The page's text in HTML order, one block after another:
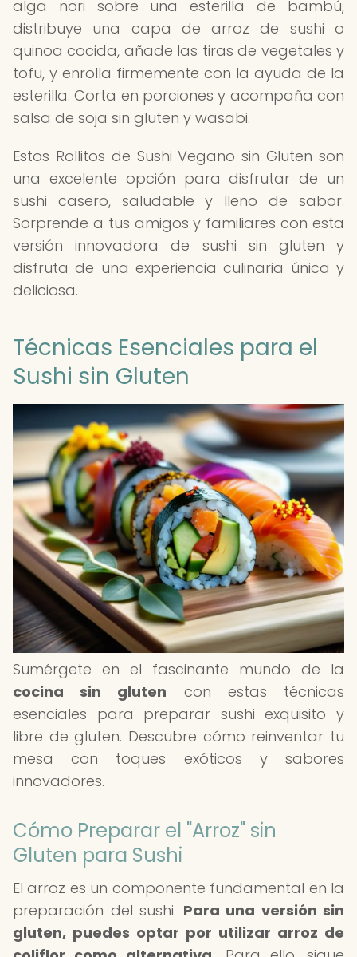
alga nori sobre una esterilla de bambú,
distribuye una capa de arroz de sushi o
quinoa cocida, añade las tiras de vegetales y
tofu, y enrolla firmemente con la ayuda de la
esterilla. Corta en porciones y acompaña con
salsa de soja sin gluten y wasabi.
Estos Rollitos de Sushi Vegano sin Gluten son
una excelente opción para disfrutar de un
sushi casero, saludable y lleno de sabor.
Sorprende a tus amigos y familiares con esta
versión innovadora de sushi sin gluten y
disfruta de una experiencia culinaria única y
deliciosa.
Técnicas Esenciales para el
Sushi sin Gluten
Sumérgete en el fascinante mundo de la
cocina sin gluten con estas técnicas
esenciales para preparar sushi exquisito y
libre de gluten. Descubre cómo reinventar tu
mesa con toques exóticos y sabores
innovadores.
Cómo Preparar el "Arroz" sin
Gluten para Sushi
El arroz es un componente fundamental en la
preparación del sushi. Para una versión sin
gluten, puedes optar por utilizar arroz de